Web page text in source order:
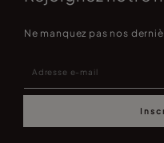
Ne manquez pas nos